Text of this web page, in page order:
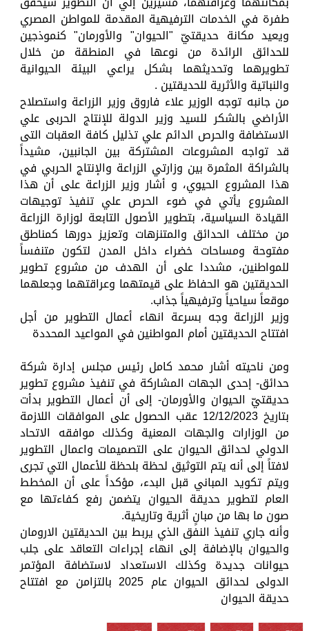
طفرة في الخدمات الترفيهية المقدمة للمواطن المصري
ويعيد مكانة حديقتيّ "الحيوان" والأورمان" كنموذجين
للحدائق الرائدة من نوعها في المنطقة من خلال
تطويرهما وتحديثهما بشكل يراعي البيئة الحيوانية
والنباتية والأثرية للحديقتين .
من جانبه توجه الوزير علاء فاروق وزير الزراعة واستصلاح
الأراضي بالشكر للسيد وزير الدولة للإنتاج الحربى علي
الاستضافة والحرص الدائم علي تذليل كافة العقبات التى
قد تواجه المشروعات المشتركة بين الجانبين، مشيداً
بالشراكة المثمرة بين وزارتي الزراعة والإنتاج الحربي في
هذا المشروع الحيوي، و أشار وزير الزراعة على أن هذا
المشروع يأتي في ضوء الحرص علي تنفيذ توجيهات
القيادة السياسية، بتطوير الأصول التابعة لوزارة الزراعة
من مختلف الحدائق والمتنزهات وتعزيز دورها كمناطق
مفتوحة ومساحات خضراء داخل المدن لتكون متنفساً
للمواطنين، مشددا على أن الهدف من مشروع تطوير
الحديقتين هو الحفاظ على قيمتهما وعراقتهما وجعلهما
موقعاً سياحياً وترفيهياً جذاب.
وزير الزراعة وجه بسرعة انهاء أعمال التطوير من أجل
افتتاح الحديقتين أمام المواطنين في المواعيد المحددة
ومن ناحيته أشار محمد كامل رئيس مجلس إدارة شركة
حدائق- إحدى الجهات المشاركة في تنفيذ مشروع تطوير
حديقتيّ الحيوان والأورمان- إلى أن أعمال التطوير بدأت
بتاريخ 12/12/2023 عقب الحصول على الموافقات اللازمة
من الوزارات والجهات المعنية وكذلك موافقه الاتحاد
الدولي لحدائق الحيوان على التصميمات واعمال التطوير
لافتاً إلى أنه يتم التوثيق لحظة بلحظة للأعمال التي تجرى
ويتم تكويد المباني قبل البدء، مؤكداً على أن المخطط
العام لتطوير حديقة الحيوان يتضمن رفع كفاءتها مع
صون ما بها من مبانٍ أثرية وتاريخية.
وأنه جاري تنفيذ النفق الذي يربط بين الحديقتين الارومان
والحيوان بالإضافة إلى انهاء إجراءات التعاقد على جلب
حيوانات جديدة وكذلك الاستعداد لاستضافة المؤتمر
الدولى لحدائق الحيوان عام 2025 بالتزامن مع افتتاح
حديقة الحيوان